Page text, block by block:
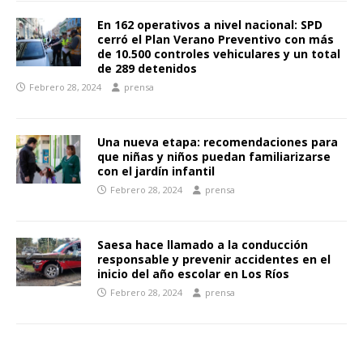
En 162 operativos a nivel nacional: SPD
cerró el Plan Verano Preventivo con más
de 10.500 controles vehiculares y un total
de 289 detenidos
Febrero 28, 2024 prensa
Una nueva etapa: recomendaciones para
que niñas y niños puedan familiarizarse
con el jardín infantil
Febrero 28, 2024 prensa
Saesa hace llamado a la conducción
responsable y prevenir accidentes en el
inicio del año escolar en Los Ríos
Febrero 28, 2024 prensa